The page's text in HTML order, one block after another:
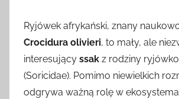
Ryjówek afrykański, znany
Crocidura olivieri, to mały, ale
interesujący ssak z rodziny
(Soricidae). Pomimo niewielkich
odgrywa ważną rolę w